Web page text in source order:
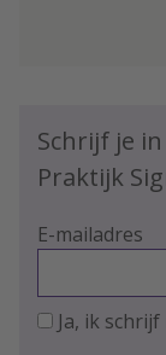
Schrijf je
Praktijk
E-mailadres
Ja, ik schrijf